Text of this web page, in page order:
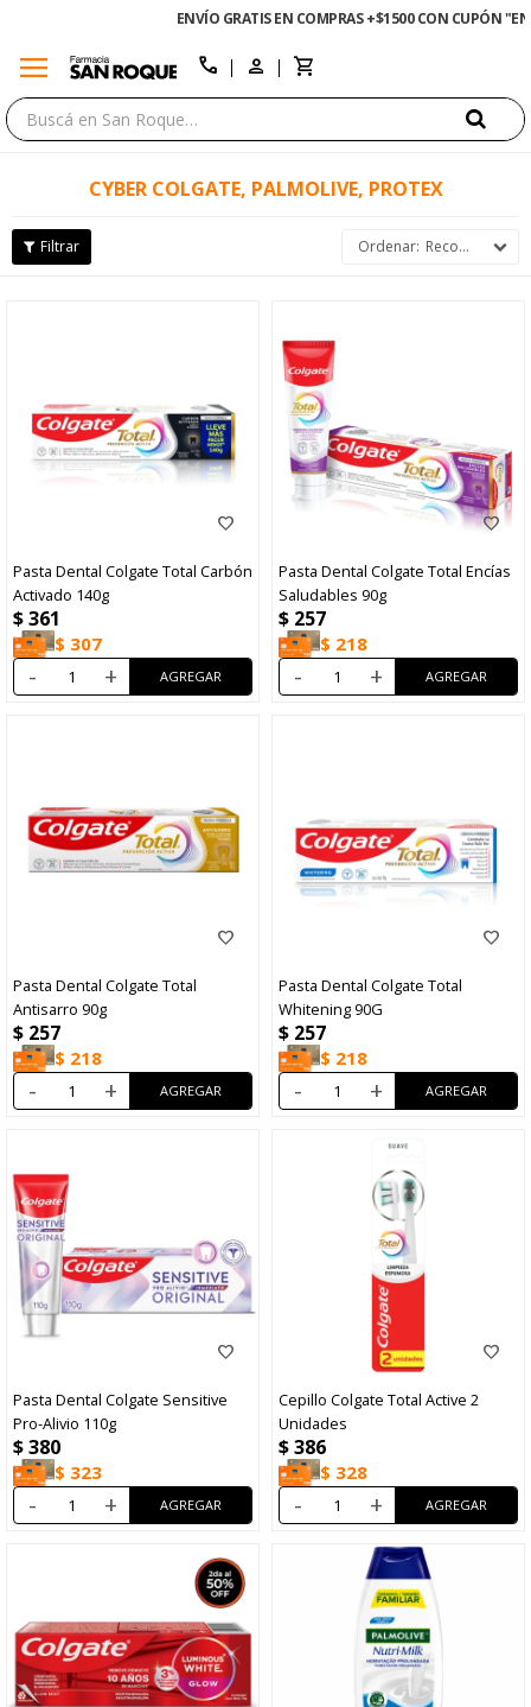
ENVÍO GRATIS EN COMPRAS +$1500 CON CUPÓN "ENVÍO"
menu call
CYBER COLGATE, PALMOLIVE, PROTEX
Recomendados
Pasta Dental Colgate Total Carbón
Activado 140g
$361
$ 307
- +
Pasta Dental Colgate Total Encías
Saludables 90g
$ 257
$ 218
- +
Pasta Dental Colgate Total
Antisarro 90g
$ 257
$ 218
- +
Pasta Dental Colgate Total
Whitening 90G
$ 257
$ 218
- +
Pasta Dental Colgate Sensitive
Pro-Alivio 110g
$380
$ 323
- +
Cepillo Colgate Total Active 2
Unidades
$386
$ 328
- +
close